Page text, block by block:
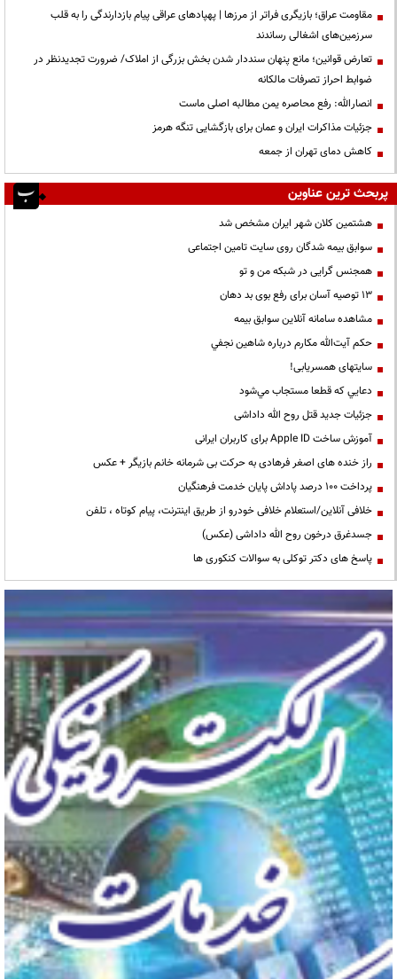
مقاومت عراق؛ بازیگری فراتر از مرزها | پهپادهای عراقی پیام بازدارندگی را به قلب
سرزمین‌های اشغالی رساندند
تعارض قوانین؛ مانع پنهان سنددار شدن بخش بزرگی از املاک/ ضرورت تجدیدنظر در
ضوابط احراز تصرفات مالکانه
انصارالله: رفع محاصره یمن مطالبه اصلی ماست
جزئیات مذاکرات ایران و عمان برای بازگشایی تنگه هرمز
کاهش دمای تهران از جمعه
پربحث ترین عناوین
هشتمین کلان شهر ایران مشخص شد
سوابق بیمه شدگان روی سایت تامین اجتماعی
همجنس گرایی در شبکه من و تو
13 توصیه آسان برای رفع بوی بد دهان
مشاهده سامانه آنلاين سوابق بیمه
حكم آيت‌الله مكارم درباره شاهين نجفي
سایتهای همسریابی!
دعايي كه قطعا مستجاب مي‌شود
جزئیات جدید قتل روح الله داداشی
آموزش ساخت Apple ID برای کاربران ایرانی
راز خنده های اصغر فرهادی به حرکت بی شرمانه خانم بازیگر + عکس
پرداخت ۱۰۰ درصد پاداش پایان خدمت فرهنگیان
خلافی آنلاین/استعلام خلافی خودرو از طریق اینترنت، پیام کوتاه ، تلفن
جسدغرق درخون روح الله داداشی (عکس)
پاسخ های دکتر توکلی به سوالات کنکوری ها